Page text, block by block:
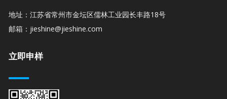
地址：江苏省常州市金坛区儒林工业园长丰路18号
邮箱：jieshine@jieshine.com
立即申样